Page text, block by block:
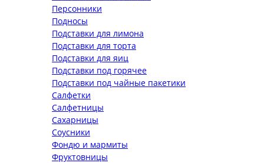
Персонники
Подносы
Подставки для лимона
Подставки для торта
Подставки для яиц
Подставки под горячее
Подставки под чайные пакетики
Салфетки
Салфетницы
Сахарницы
Соусники
Фондю и мармиты
Фруктовницы